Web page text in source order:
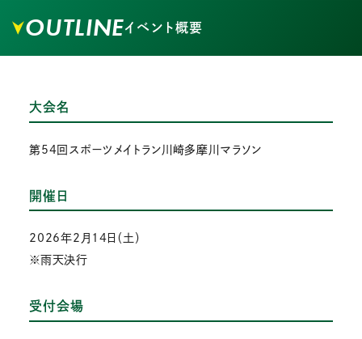
OUTLINEイベント概要
大会名
第54回スポーツメイトラン川崎多摩川マラソン
開催日
2026年2月14日（土）
※雨天決行
受付会場